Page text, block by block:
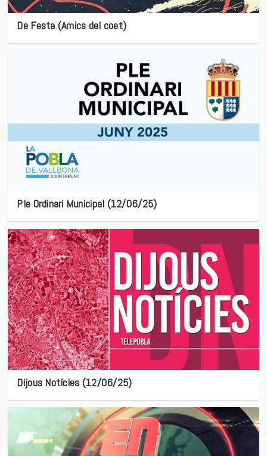
De Festa (Amics del coet)
Ple Ordinari Municipal (12/06/25)
Dijous Notícies (12/06/25)